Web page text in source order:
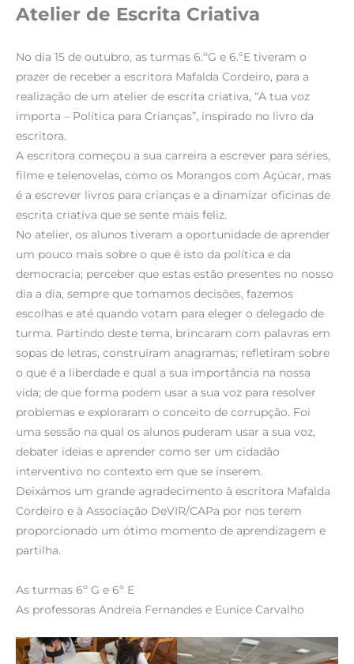
Atelier de Escrita Criativa
No dia 15 de outubro, as turmas 6.ºG e 6.ºE tiveram o
prazer de receber a escritora Mafalda Cordeiro, para a
realização de um atelier de escrita criativa, “A tua voz
importa – Política para Crianças”, inspirado no livro da
escritora.
A escritora começou a sua carreira a escrever para séries,
filme e telenovelas, como os Morangos com Açúcar, mas
é a escrever livros para crianças e a dinamizar oficinas de
escrita criativa que se sente mais feliz.
No atelier, os alunos tiveram a oportunidade de aprender
um pouco mais sobre o que é isto da política e da
democracia; perceber que estas estão presentes no nosso
dia a dia, sempre que tomamos decisões, fazemos
escolhas e até quando votam para eleger o delegado de
turma. Partindo deste tema, brincaram com palavras em
sopas de letras, construíram anagramas; refletiram sobre
o que é a liberdade e qual a sua importância na nossa
vida; de que forma podem usar a sua voz para resolver
problemas e exploraram o conceito de corrupção. Foi
uma sessão na qual os alunos puderam usar a sua voz,
debater ideias e aprender como ser um cidadão
interventivo no contexto em que se inserem.
Deixámos um grande agradecimento à escritora Mafalda
Cordeiro e à Associação DeVIR/CAPa por nos terem
proporcionado um ótimo momento de aprendizagem e
partilha.
As turmas 6º G e 6º E
As professoras Andreia Fernandes e Eunice Carvalho